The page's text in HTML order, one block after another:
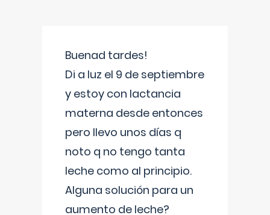
Buenad tardes!
Di a luz el 9 de septiembre
y estoy con lactancia
materna desde entonces
pero llevo unos días q
noto q no tengo tanta
leche como al principio.
Alguna solución para un
aumento de leche?